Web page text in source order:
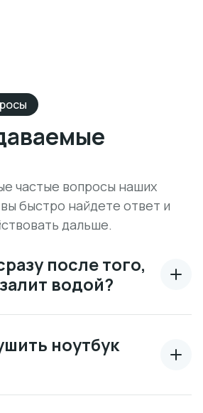
частые вопросы наших
быстро найдете ответ и
дальше.
после того,
водой?
ноутбук